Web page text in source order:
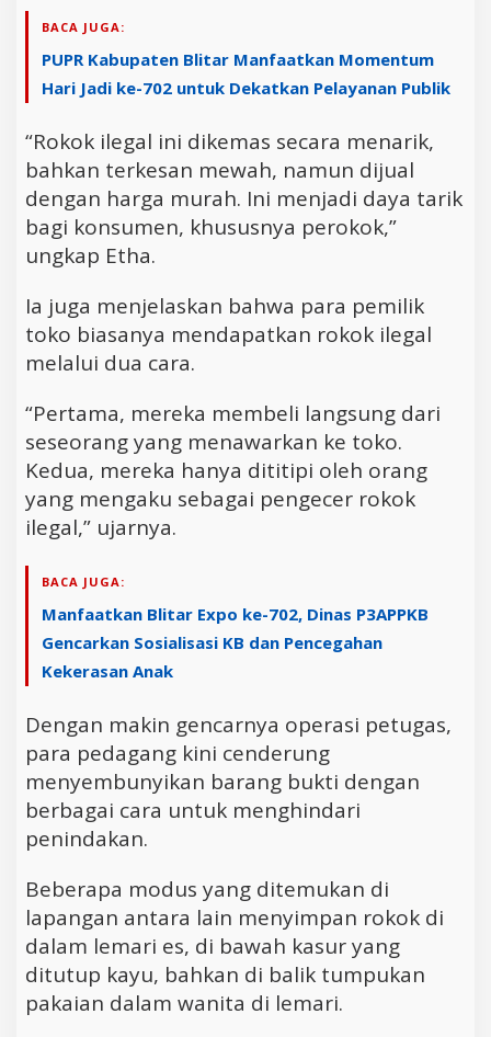
BACA JUGA:
PUPR Kabupaten Blitar Manfaatkan Momentum
Hari Jadi ke-702 untuk Dekatkan Pelayanan Publik
“Rokok ilegal ini dikemas secara menarik,
bahkan terkesan mewah, namun dijual
dengan harga murah. Ini menjadi daya tarik
bagi konsumen, khususnya perokok,”
ungkap Etha.
Ia juga menjelaskan bahwa para pemilik
toko biasanya mendapatkan rokok ilegal
melalui dua cara.
“Pertama, mereka membeli langsung dari
seseorang yang menawarkan ke toko.
Kedua, mereka hanya dititipi oleh orang
yang mengaku sebagai pengecer rokok
ilegal,” ujarnya.
BACA JUGA:
Manfaatkan Blitar Expo ke-702, Dinas P3APPKB
Gencarkan Sosialisasi KB dan Pencegahan
Kekerasan Anak
Dengan makin gencarnya operasi petugas,
para pedagang kini cenderung
menyembunyikan barang bukti dengan
berbagai cara untuk menghindari
penindakan.
Beberapa modus yang ditemukan di
lapangan antara lain menyimpan rokok di
dalam lemari es, di bawah kasur yang
ditutup kayu, bahkan di balik tumpukan
pakaian dalam wanita di lemari.